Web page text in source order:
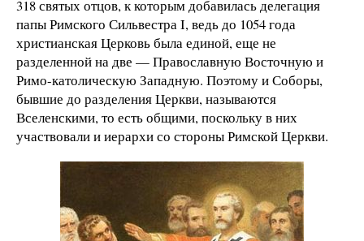
318 святых отцов, к которым добавилась делегация
папы Римского Сильвестра I, ведь до 1054 года
христианская Церковь была единой, еще не
разделенной на две — Православную Восточную и
Римо-католическую Западную. Поэтому и Соборы,
бывшие до разделения Церкви, называются
Вселенскими, то есть общими, поскольку в них
участвовали и иерархи со стороны Римской Церкви.